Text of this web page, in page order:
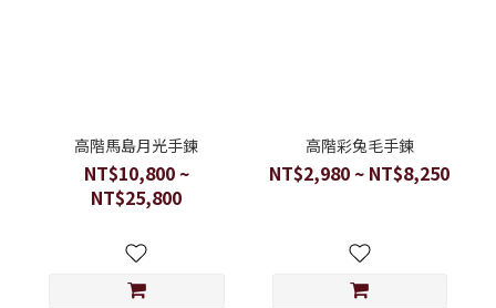
高階馬島月光手鍊
NT$10,800 ~
NT$25,800
高階彩兔毛手鍊
NT$2,980 ~ NT$8,250